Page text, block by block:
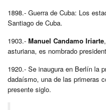
1898.- Guerra de Cuba: Los
Santiago de Cuba.
1903.- Manuel Candamo Iriarte
asturiana, es nombrado
1920.- Se inaugura en Berlín la
dadaísmo, una de las primeras
presente siglo.